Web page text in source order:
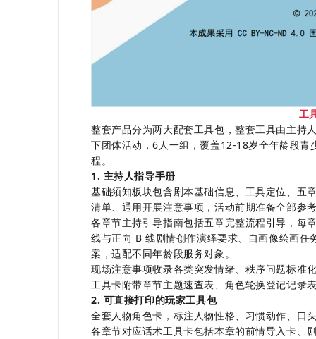
工
整套产品分为两大配套工具包，整套工具由主持
下团体活动，6人一组，覆盖12-18岁全年龄段青
程。
1. 主持人指导手册
基础须知板块包含剧本基础信息、工具定位、五
清单、通用开展注意事项，活动前期准备全部参
各章节主持引导指南包括五章完整流程引导，每
线与正向 B 线剧情创作演绎要求、自画像绘画
案，适配不同年龄段服务对象。
现场注意事项收录各类突发情绪、秩序问题标准
工具卡附带章节主题速查表、角色轮换登记记录
2. 可直接打印的玩家工具包
全套人物角色卡，标注人物性格、习惯动作、口
各章节对应话术工具卡包括本章的前情导入卡、